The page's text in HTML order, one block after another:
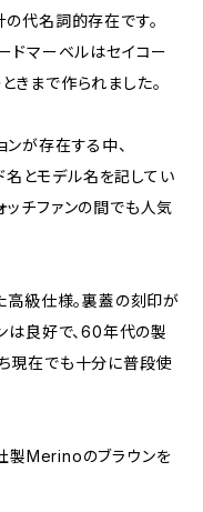
代名詞的存在です。
ドマーベルはセイコー
まで作られました。
が存在する中、
名とモデル名を記してい
チファンの間でも人気
高級仕様。裏蓋の刻印が
は良好で、60年代の製
現在でも十分に普段使
製Merinoのブラウンを